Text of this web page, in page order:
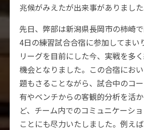
兆候がみえたが出来事がありました
先日、弊部は新潟県長岡市の柿崎
4日の練習試合合宿に参加してまい
リーグを目前にした今、実戦を多
機会となりました。この合宿にお
題もさることながら、試合中のコ
有やベンチからの客観的分析を活
ど、チーム内でのコミュニケーシ
ことにも尽力いたしました。例え